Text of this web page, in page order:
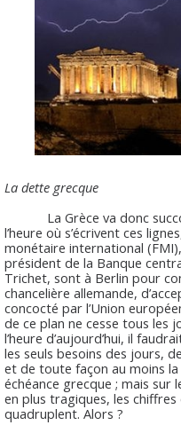
La dette grecque
La Grèce va donc
l’heure où s’écrivent ces
monétaire international
président de la Banque
Trichet, sont à Berlin pour
chancelière allemande,
concocté par l’Union
de ce plan ne cesse tous les
l’heure d’aujourd’hui, il
les seuls besoins des jours,
et de toute façon au moins
échéance grecque ; mais sur
en plus tragiques, les
quadruplent. Alors ?